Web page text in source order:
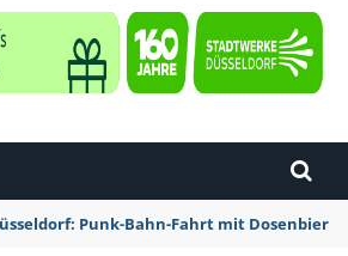
Punk-Bahn-Fahrt mit Dosenbier